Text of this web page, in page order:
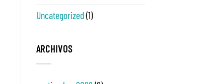
Uncategorized(1)
ARCHIVOS